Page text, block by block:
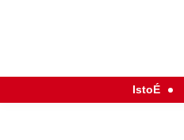
IstoÉ